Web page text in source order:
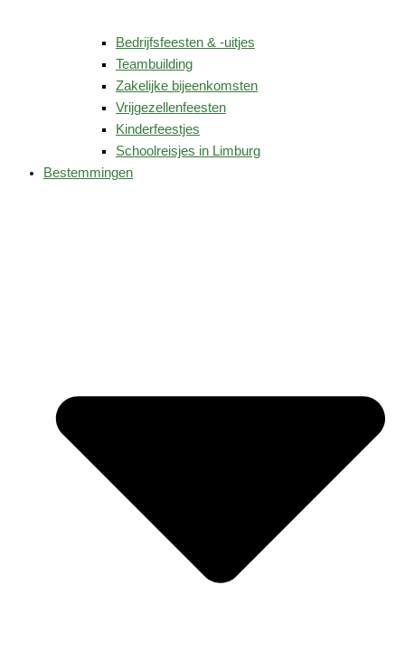
Bedrijfsfeesten & -uitjes
Teambuilding
Zakelijke bijeenkomsten
Vrijgezellenfeesten
Kinderfeestjes
Schoolreisjes in Limburg
Bestemmingen